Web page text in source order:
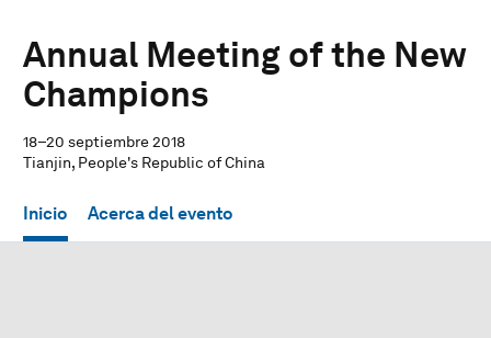
Annual Meeting of the New
Champions
18–20 septiembre 2018
Tianjin, People's Republic of China
Inicio Acerca del evento